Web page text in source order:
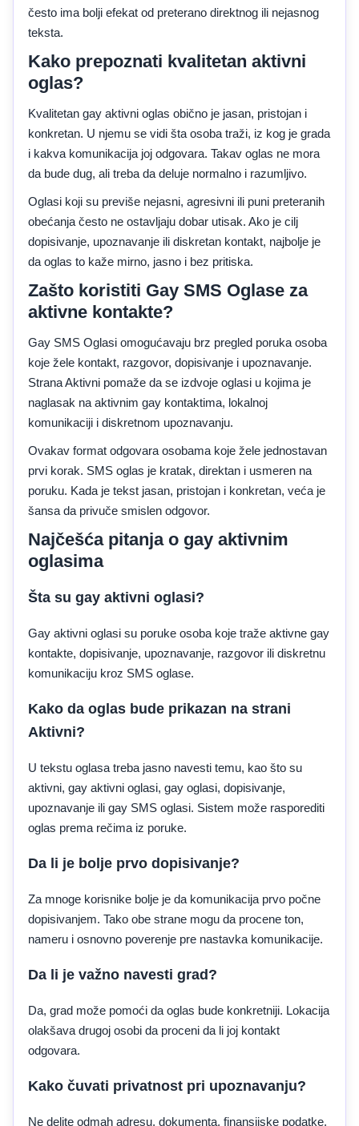
često ima bolji efekat od preterano direktnog ili nejasnog
teksta.
Kako prepoznati kvalitetan aktivni
oglas?
Kvalitetan gay aktivni oglas obično je jasan, pristojan i
konkretan. U njemu se vidi šta osoba traži, iz kog je grada
i kakva komunikacija joj odgovara. Takav oglas ne mora
da bude dug, ali treba da deluje normalno i razumljivo.
Oglasi koji su previše nejasni, agresivni ili puni preteranih
obećanja često ne ostavljaju dobar utisak. Ako je cilj
dopisivanje, upoznavanje ili diskretan kontakt, najbolje je
da oglas to kaže mirno, jasno i bez pritiska.
Zašto koristiti Gay SMS Oglase za
aktivne kontakte?
Gay SMS Oglasi omogućavaju brz pregled poruka osoba
koje žele kontakt, razgovor, dopisivanje i upoznavanje.
Strana Aktivni pomaže da se izdvoje oglasi u kojima je
naglasak na aktivnim gay kontaktima, lokalnoj
komunikaciji i diskretnom upoznavanju.
Ovakav format odgovara osobama koje žele jednostavan
prvi korak. SMS oglas je kratak, direktan i usmeren na
poruku. Kada je tekst jasan, pristojan i konkretan, veća je
šansa da privuče smislen odgovor.
Najčešća pitanja o gay aktivnim
oglasima
Šta su gay aktivni oglasi?
Gay aktivni oglasi su poruke osoba koje traže aktivne gay
kontakte, dopisivanje, upoznavanje, razgovor ili diskretnu
komunikaciju kroz SMS oglase.
Kako da oglas bude prikazan na strani
Aktivni?
U tekstu oglasa treba jasno navesti temu, kao što su
aktivni, gay aktivni oglasi, gay oglasi, dopisivanje,
upoznavanje ili gay SMS oglasi. Sistem može rasporediti
oglas prema rečima iz poruke.
Da li je bolje prvo dopisivanje?
Za mnoge korisnike bolje je da komunikacija prvo počne
dopisivanjem. Tako obe strane mogu da procene ton,
nameru i osnovno poverenje pre nastavka komunikacije.
Da li je važno navesti grad?
Da, grad može pomoći da oglas bude konkretniji. Lokacija
olakšava drugoj osobi da proceni da li joj kontakt
odgovara.
Kako čuvati privatnost pri upoznavanju?
Ne delite odmah adresu, dokumenta, finansijske podatke,